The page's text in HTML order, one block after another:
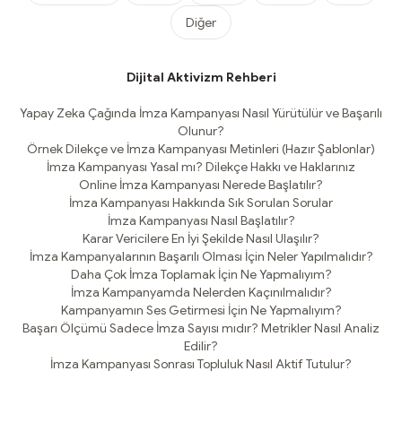
Diğer
Dijital Aktivizm Rehberi
Yapay Zeka Çağında İmza Kampanyası Nasıl Yürütülür ve Başarılı
Olunur?
Örnek Dilekçe ve İmza Kampanyası Metinleri (Hazır Şablonlar)
İmza Kampanyası Yasal mı? Dilekçe Hakkı ve Haklarınız
Online İmza Kampanyası Nerede Başlatılır?
İmza Kampanyası Hakkında Sık Sorulan Sorular
İmza Kampanyası Nasıl Başlatılır?
Karar Vericilere En İyi Şekilde Nasıl Ulaşılır?
İmza Kampanyalarının Başarılı Olması İçin Neler Yapılmalıdır?
Daha Çok İmza Toplamak İçin Ne Yapmalıyım?
İmza Kampanyamda Nelerden Kaçınılmalıdır?
Kampanyamın Ses Getirmesi İçin Ne Yapmalıyım?
Başarı Ölçümü Sadece İmza Sayısı mıdır? Metrikler Nasıl Analiz
Edilir?
İmza Kampanyası Sonrası Topluluk Nasıl Aktif Tutulur?